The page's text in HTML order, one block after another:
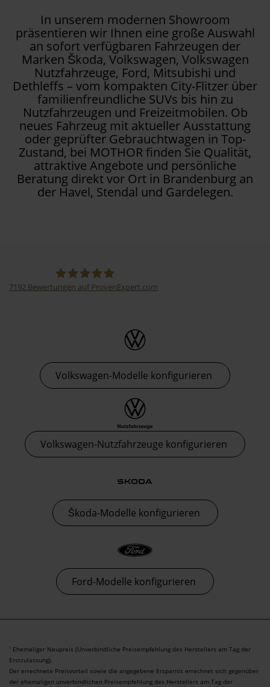
In unserem modernen Showroom
präsentieren wir Ihnen eine große Auswahl
an sofort verfügbaren Fahrzeugen der
Marken Škoda, Volkswagen, Volkswagen
Nutzfahrzeuge, Ford, Mitsubishi und
Dethleffs – vom kompakten City-Flitzer über
familienfreundliche SUVs bis hin zu
Nutzfahrzeugen und Freizeitmobilen. Ob
neues Fahrzeug mit aktueller Ausstattung
oder geprüfter Gebrauchtwagen in Top-
Zustand, bei MOTHOR finden Sie Qualität,
attraktive Angebote und persönliche
Beratung direkt vor Ort in Brandenburg an
der Havel, Stendal und Gardelegen.
7192 Bewertungen auf ProvenExpert.com
Volkswagen-Modelle konfigurieren
Volkswagen-Nutzfahrzeuge konfigurieren
Škoda-Modelle konfigurieren
Ford-Modelle konfigurieren
1 Ehemaliger Neupreis (Unverbindliche Preisempfehlung des Herstellers am Tag der
Erstzulassung).
Der errechnete Preisvorteil sowie die angegebene Ersparnis errechnet sich gegenüber
der ehemaligen unverbindlichen Preisempfehlung des Herstellers am Tag der